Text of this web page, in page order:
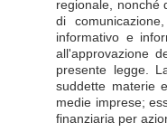
regionale, nonché
di
informativo e
all'approvazione
presente legge.
suddette materie
medie imprese;
finanziaria per